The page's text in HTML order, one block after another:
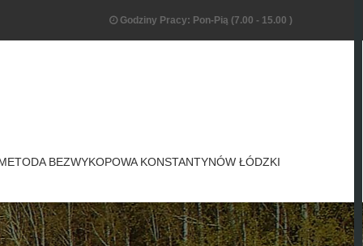
Godziny Pracy: Pon-Pią (7.00 - 15.00 )
BEZWYKOPOWA KONSTANTYNÓW ŁÓDZKI